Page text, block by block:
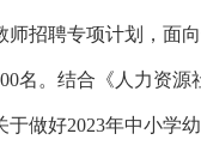
师招聘专项计划，面
名。结合《人力资源
于做好2023年中小学